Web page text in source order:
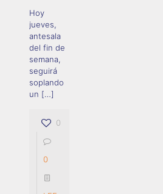
Hoy
jueves,
antesala
del fin de
semana,
seguirá
soplando
un […]
0
0